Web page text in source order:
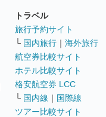
トラベル
旅行予約サイト
└ 国内旅行 ｜ 海外旅行
航空券比較サイト
ホテル比較サイト
格安航空券 LCC
└ 国内線 ｜ 国際線
ツアー比較サイト